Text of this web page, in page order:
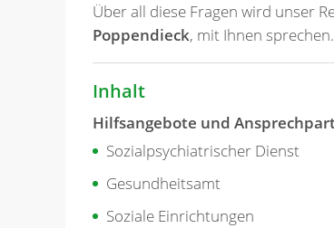
Über all diese Fragen wird unser
Poppendieck, mit Ihnen
Inhalt
Hilfsangebote und
Sozialpsychiatrischer Dienst
Gesundheitsamt
Soziale Einrichtungen